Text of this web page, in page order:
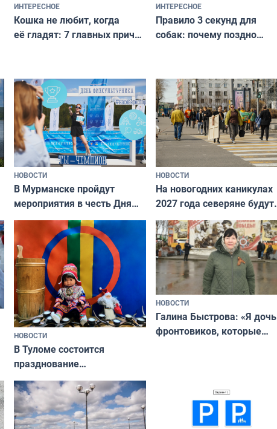
ИНТЕРЕСНОЕ
Кошка не любит, когда
её гладят: 7 главных причин
независимому питомцу
ИНТЕРЕСНОЕ
Правило 3 секунд для
собак: почему поздно
питомцу всё сразу и без
криков
НОВОСТИ
В Мурманске пройдут
мероприятия в честь Дня
физкультурника
НОВОСТИ
На новогодних каникулах
2027 года северяне будут
отдыхать 11 дней
НОВОСТИ
В Туломе состоится
празднование
Международного дня
коренных народов мира
НОВОСТИ
Галина Быстрова: «Я дочь
фронтовиков, которые